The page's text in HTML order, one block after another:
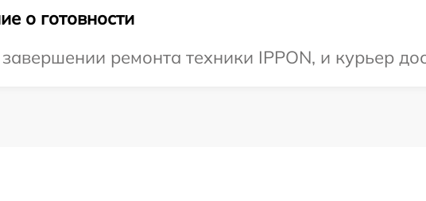
о готовности
ремонта техники IPPON, и курьер